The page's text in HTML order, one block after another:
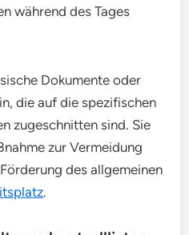
während des Tages
Dokumente oder
die auf die spezifischen
zugeschnitten sind. Sie
zur Vermeidung
des allgemeinen
.